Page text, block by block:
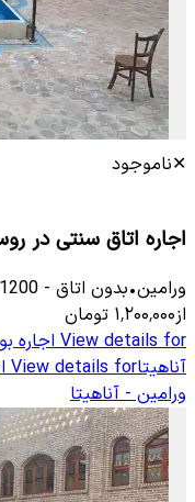
✕ناموجود
اجاره اتاق سنتی در
ورامین•بدون اتاق -
1200
از۱٬۲۰۰٬۰۰۰ تومان
View details for اجاره
آناهیتاView details for
ورامین - آناهیتا